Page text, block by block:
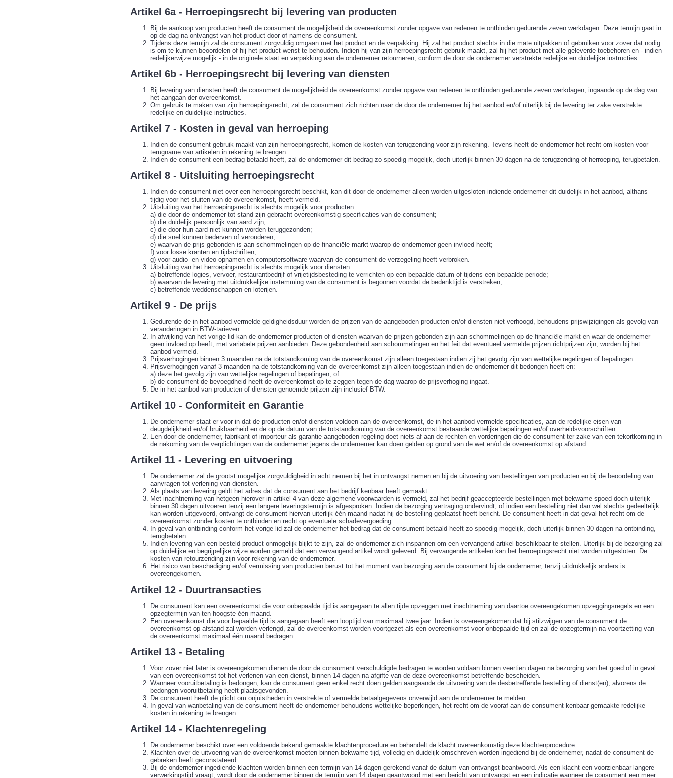
Artikel 6a - Herroepingsrecht bij levering van producten
Bij de aankoop van producten heeft de consument de mogelijkheid de overeenkomst zonder opgave van redenen te ontbinden gedurende zeven werkdagen. Deze termijn gaat in
op de dag na ontvangst van het product door of namens de consument.
Tijdens deze termijn zal de consument zorgvuldig omgaan met het product en de verpakking. Hij zal het product slechts in die mate uitpakken of gebruiken voor zover dat nodig
is om te kunnen beoordelen of hij het product wenst te behouden. Indien hij van zijn herroepingsrecht gebruik maakt, zal hij het product met alle geleverde toebehoren en - indien
redelijkerwijze mogelijk - in de originele staat en verpakking aan de ondernemer retourneren, conform de door de ondernemer verstrekte redelijke en duidelijke instructies.
Artikel 6b - Herroepingsrecht bij levering van diensten
Bij levering van diensten heeft de consument de mogelijkheid de overeenkomst zonder opgave van redenen te ontbinden gedurende zeven werkdagen, ingaande op de dag van
het aangaan der overeenkomst.
Om gebruik te maken van zijn herroepingsrecht, zal de consument zich richten naar de door de ondernemer bij het aanbod en/of uiterlijk bij de levering ter zake verstrekte
redelijke en duidelijke instructies.
Artikel 7 - Kosten in geval van herroeping
Indien de consument gebruik maakt van zijn herroepingsrecht, komen de kosten van terugzending voor zijn rekening. Tevens heeft de ondernemer het recht om kosten voor
terugname van artikelen in rekening te brengen.
Indien de consument een bedrag betaald heeft, zal de ondernemer dit bedrag zo spoedig mogelijk, doch uiterlijk binnen 30 dagen na de terugzending of herroeping, terugbetalen.
Artikel 8 - Uitsluiting herroepingsrecht
Indien de consument niet over een herroepingsrecht beschikt, kan dit door de ondernemer alleen worden uitgesloten indiende ondernemer dit duidelijk in het aanbod, althans
tijdig voor het sluiten van de overeenkomst, heeft vermeld.
Uitsluiting van het herroepingsrecht is slechts mogelijk voor producten:
a) die door de ondernemer tot stand zijn gebracht overeenkomstig specificaties van de consument;
b) die duidelijk persoonlijk van aard zijn;
c) die door hun aard niet kunnen worden teruggezonden;
d) die snel kunnen bederven of verouderen;
e) waarvan de prijs gebonden is aan schommelingen op de financiële markt waarop de ondernemer geen invloed heeft;
f) voor losse kranten en tijdschriften;
g) voor audio- en video-opnamen en computersoftware waarvan de consument de verzegeling heeft verbroken.
Uitsluiting van het herroepingsrecht is slechts mogelijk voor diensten:
a) betreffende logies, vervoer, restaurantbedrijf of vrijetijdsbesteding te verrichten op een bepaalde datum of tijdens een bepaalde periode;
b) waarvan de levering met uitdrukkelijke instemming van de consument is begonnen voordat de bedenktijd is verstreken;
c) betreffende weddenschappen en loterijen.
Artikel 9 - De prijs
Gedurende de in het aanbod vermelde geldigheidsduur worden de prijzen van de aangeboden producten en/of diensten niet verhoogd, behoudens prijswijzigingen als gevolg van
veranderingen in BTW-tarieven.
In afwijking van het vorige lid kan de ondernemer producten of diensten waarvan de prijzen gebonden zijn aan schommelingen op de financiële markt en waar de ondernemer
geen invloed op heeft, met variabele prijzen aanbieden. Deze gebondenheid aan schommelingen en het feit dat eventueel vermelde prijzen richtprijzen zijn, worden bij het
aanbod vermeld.
Prijsverhogingen binnen 3 maanden na de totstandkoming van de overeenkomst zijn alleen toegestaan indien zij het gevolg zijn van wettelijke regelingen of bepalingen.
Prijsverhogingen vanaf 3 maanden na de totstandkoming van de overeenkomst zijn alleen toegestaan indien de ondernemer dit bedongen heeft en:
a) deze het gevolg zijn van wettelijke regelingen of bepalingen; of
b) de consument de bevoegdheid heeft de overeenkomst op te zeggen tegen de dag waarop de prijsverhoging ingaat.
De in het aanbod van producten of diensten genoemde prijzen zijn inclusief BTW.
Artikel 10 - Conformiteit en Garantie
De ondernemer staat er voor in dat de producten en/of diensten voldoen aan de overeenkomst, de in het aanbod vermelde specificaties, aan de redelijke eisen van
deugdelijkheid en/of bruikbaarheid en de op de datum van de totstandkoming van de overeenkomst bestaande wettelijke bepalingen en/of overheidsvoorschriften.
Een door de ondernemer, fabrikant of importeur als garantie aangeboden regeling doet niets af aan de rechten en vorderingen die de consument ter zake van een tekortkoming in
de nakoming van de verplichtingen van de ondernemer jegens de ondernemer kan doen gelden op grond van de wet en/of de overeenkomst op afstand.
Artikel 11 - Levering en uitvoering
De ondernemer zal de grootst mogelijke zorgvuldigheid in acht nemen bij het in ontvangst nemen en bij de uitvoering van bestellingen van producten en bij de beoordeling van
aanvragen tot verlening van diensten.
Als plaats van levering geldt het adres dat de consument aan het bedrijf kenbaar heeft gemaakt.
Met inachtneming van hetgeen hierover in artikel 4 van deze algemene voorwaarden is vermeld, zal het bedrijf geaccepteerde bestellingen met bekwame spoed doch uiterlijk
binnen 30 dagen uitvoeren tenzij een langere leveringstermijn is afgesproken. Indien de bezorging vertraging ondervindt, of indien een bestelling niet dan wel slechts gedeeltelijk
kan worden uitgevoerd, ontvangt de consument hiervan uiterlijk één maand nadat hij de bestelling geplaatst heeft bericht. De consument heeft in dat geval het recht om de
overeenkomst zonder kosten te ontbinden en recht op eventuele schadevergoeding.
In geval van ontbinding conform het vorige lid zal de ondernemer het bedrag dat de consument betaald heeft zo spoedig mogelijk, doch uiterlijk binnen 30 dagen na ontbinding,
terugbetalen.
Indien levering van een besteld product onmogelijk blijkt te zijn, zal de ondernemer zich inspannen om een vervangend artikel beschikbaar te stellen. Uiterlijk bij de bezorging zal
op duidelijke en begrijpelijke wijze worden gemeld dat een vervangend artikel wordt geleverd. Bij vervangende artikelen kan het herroepingsrecht niet worden uitgesloten. De
kosten van retourzending zijn voor rekening van de ondernemer.
Het risico van beschadiging en/of vermissing van producten berust tot het moment van bezorging aan de consument bij de ondernemer, tenzij uitdrukkelijk anders is
overeengekomen.
Artikel 12 - Duurtransacties
De consument kan een overeenkomst die voor onbepaalde tijd is aangegaan te allen tijde opzeggen met inachtneming van daartoe overeengekomen opzeggingsregels en een
opzegtermijn van ten hoogste één maand.
Een overeenkomst die voor bepaalde tijd is aangegaan heeft een looptijd van maximaal twee jaar. Indien is overeengekomen dat bij stilzwijgen van de consument de
overeenkomst op afstand zal worden verlengd, zal de overeenkomst worden voortgezet als een overeenkomst voor onbepaalde tijd en zal de opzegtermijn na voortzetting van
de overeenkomst maximaal één maand bedragen.
Artikel 13 - Betaling
Voor zover niet later is overeengekomen dienen de door de consument verschuldigde bedragen te worden voldaan binnen veertien dagen na bezorging van het goed of in geval
van een overeenkomst tot het verlenen van een dienst, binnen 14 dagen na afgifte van de deze overeenkomst betreffende bescheiden.
Wanneer vooruitbetaling is bedongen, kan de consument geen enkel recht doen gelden aangaande de uitvoering van de desbetreffende bestelling of dienst(en), alvorens de
bedongen vooruitbetaling heeft plaatsgevonden.
De consument heeft de plicht om onjuistheden in verstrekte of vermelde betaalgegevens onverwijld aan de ondernemer te melden.
In geval van wanbetaling van de consument heeft de ondernemer behoudens wettelijke beperkingen, het recht om de vooraf aan de consument kenbaar gemaakte redelijke
kosten in rekening te brengen.
Artikel 14 - Klachtenregeling
De ondernemer beschikt over een voldoende bekend gemaakte klachtenprocedure en behandelt de klacht overeenkomstig deze klachtenprocedure.
Klachten over de uitvoering van de overeenkomst moeten binnen bekwame tijd, volledig en duidelijk omschreven worden ingediend bij de ondernemer, nadat de consument de
gebreken heeft geconstateerd.
Bij de ondernemer ingediende klachten worden binnen een termijn van 14 dagen gerekend vanaf de datum van ontvangst beantwoord. Als een klacht een voorzienbaar langere
verwerkingstijd vraagt, wordt door de ondernemer binnen de termijn van 14 dagen geantwoord met een bericht van ontvangst en een indicatie wanneer de consument een meer